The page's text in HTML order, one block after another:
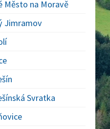
Město na Moravě
Jimramov
Svratka